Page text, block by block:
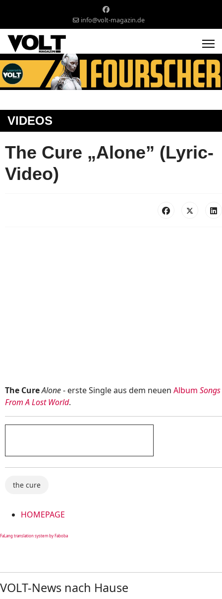
info@volt-magazin.de
VIDEOS
The Cure „Alone” (Lyric-
Video)
The CureAlone- erste Single aus dem neuen Album Songs
From A Lost World.
the cure
HOMEPAGE
FaLang translation system by Faboba
VOLT-News nach Hause